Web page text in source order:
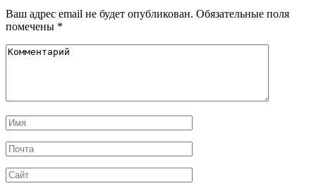
Ваш адрес email не будет опубликован. Обязательные поля
помечены *